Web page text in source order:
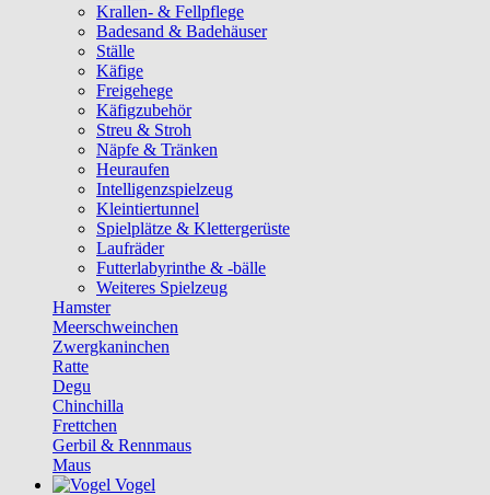
Krallen- & Fellpflege
Badesand & Badehäuser
Ställe
Käfige
Freigehege
Käfigzubehör
Streu & Stroh
Näpfe & Tränken
Heuraufen
Intelligenzspielzeug
Kleintiertunnel
Spielplätze & Klettergerüste
Laufräder
Futterlabyrinthe & -bälle
Weiteres Spielzeug
Hamster
Meerschweinchen
Zwergkaninchen
Ratte
Degu
Chinchilla
Frettchen
Gerbil & Rennmaus
Maus
Vogel